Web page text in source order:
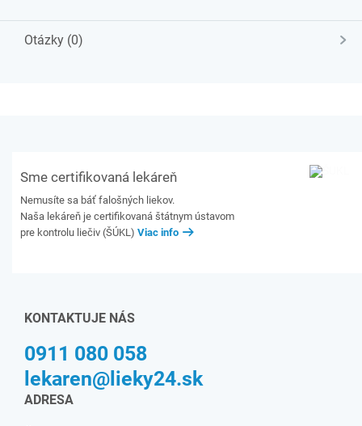
Otázky (0)
Sme certifikovaná lekáreň
Nemusíte sa báť falošných liekov.
Naša lekáreň je certifikovaná štátnym ústavom
pre kontrolu liečiv (ŠÚKL) Viac info
KONTAKTUJE NÁS
0911 080 058
lekaren@lieky24.sk
ADRESA